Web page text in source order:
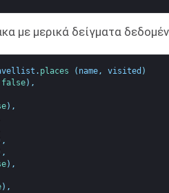
με μερικά δείγματα
. places ( name, visited )
false) ,
) ,
,
,
) ,
) ,